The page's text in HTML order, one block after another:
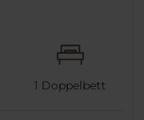
1 Doppelbett